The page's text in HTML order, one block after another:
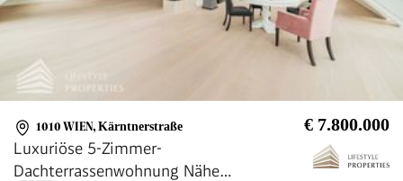
1010 WIEN, Kärntnerstraße € 7.800.000
Luxuriöse 5-Zimmer-
Dachterrassenwohnung Nähe